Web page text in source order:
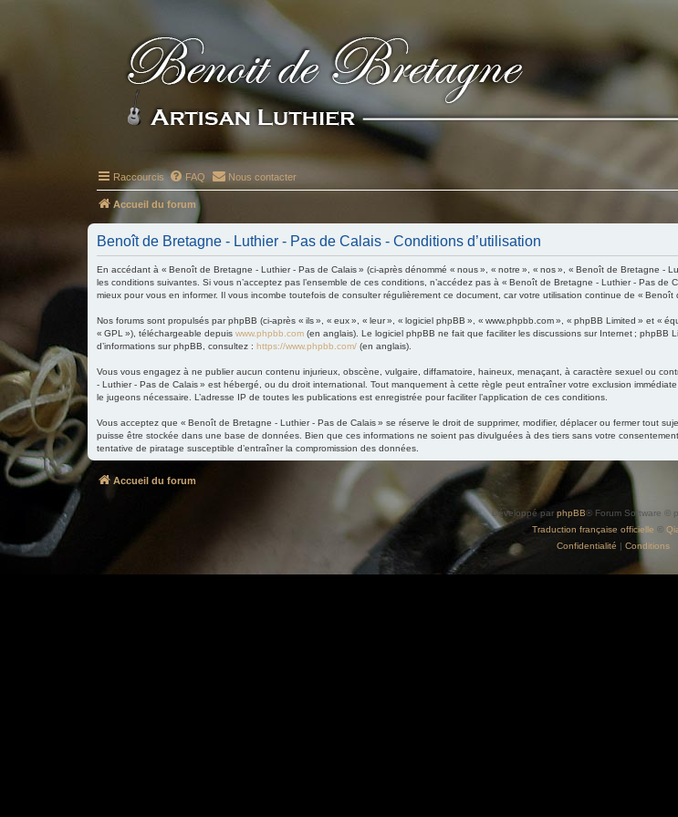
Raccourcis FAQ Nous contacter
Accueil du forum
Benoît de Bretagne - Luthier - Pas de Calais - Conditions d’utilisation
En accédant à « Benoît de Bretagne - Luthier - Pas de Calais » (ci-après dénommé « nous », « notre », « nos », « Benoît de Bretagne -
les conditions suivantes. Si vous n’acceptez pas l’ensemble de ces conditions, n’accédez pas à « Benoît de Bretagne - Luthier - Pas
mieux pour vous en informer. Il vous incombe toutefois de consulter régulièrement ce document, car votre utilisation continue de «
Nos forums sont propulsés par phpBB (ci-après « ils », « eux », « leur », « logiciel phpBB », « www.phpbb.com », « phpBB Limited » et «
« GPL »), téléchargeable depuis www.phpbb.com (en anglais). Le logiciel phpBB ne fait que faciliter les discussions sur Internet ;
d’informations sur phpBB, consultez : https://www.phpbb.com/ (en anglais).
Vous vous engagez à ne publier aucun contenu injurieux, obscène, vulgaire, diffamatoire, haineux, menaçant, à caractère sexuel ou
- Luthier - Pas de Calais » est hébergé, ou du droit international. Tout manquement à cette règle peut entraîner votre exclusion
le jugeons nécessaire. L’adresse IP de toutes les publications est enregistrée pour faciliter l’application de ces conditions.
Vous acceptez que « Benoît de Bretagne - Luthier - Pas de Calais » se réserve le droit de supprimer, modifier, déplacer ou fermer tout
puisse être stockée dans une base de données. Bien que ces informations ne soient pas divulguées à des tiers sans votre
tentative de piratage susceptible d’entraîner la compromission des données.
Accueil du forum
Développé par phpBB® Forum Software ©
Traduction française officielle ©
Confidentialité | Conditions